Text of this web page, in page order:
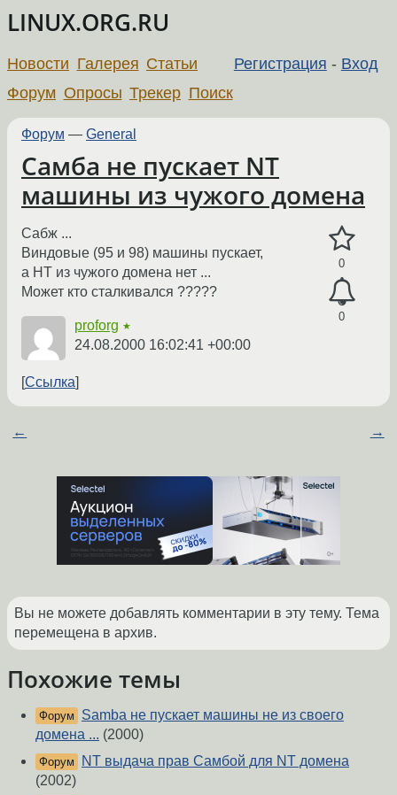
LINUX.ORG.RU
Регистрация - Вход
Новости Галерея Статьи
Форум Опросы Трекер Поиск
Форум — General
Самба не пускает NT
машины из чужого домена
0
0
Сабж ...
Виндовые (95 и 98) машины пускает,
а НТ из чужого домена нет ...
Может кто сталкивался ?????
proforg ★
24.08.2000 16:02:41 +00:00
Ссылка
← →
Вы не можете добавлять комментарии в эту тему. Тема
перемещена в архив.
Похожие темы
Форум
Samba не пускает машины не из своего
домена ... (2000)
Форум
NT выдача прав Самбой для NT домена
(2002)